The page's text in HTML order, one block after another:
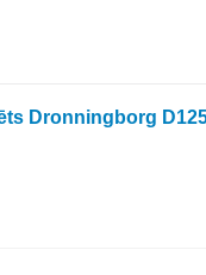
Dronningborg